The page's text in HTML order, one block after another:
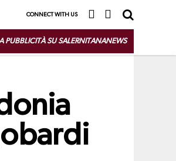
CONNECT WITH US
PUBBLICITÀ SU SALERNITANANEWS